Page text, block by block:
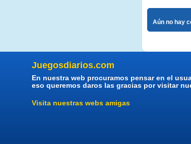
Aún no hay
Juegosdiarios.com
En nuestra web procuramos pensar en el
eso queremos daros las gracias por visitar
Visita nuestras webs amigas